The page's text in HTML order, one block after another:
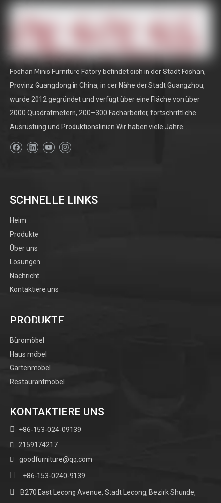
Foshan Minis Furniture Fatory befindet sich in der Stadt Foshan,
Provinz Guangdong in China, in der Nähe der Stadt Guangzhou,
wurde 2012 gegründet und verfügt über eine Fläche von über
2000 Quadratmetern, 200–300 Facharbeiter, fortschrittliche
Ausrüstung und Produktionslinien.Wir haben viele Jahre...
SCHNELLE LINKS
Heim
Produkte
Über uns
Lösungen
Nachricht
Kontaktiere uns
PRODUKTE
Büromöbel
Haus möbel
Gartenmöbel
Restaurantmöbel
KONTAKTIERE UNS
 +86-153-024-09139
 2159174217
 goodfurniture@qq.com
 +86-153-0240-9139

B270 East Lecong Avenue, Stadt Lecong, Bezirk Shunde,